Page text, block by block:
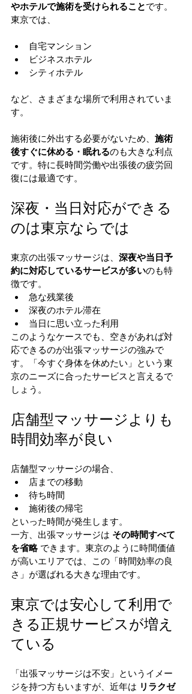
やホテルで施術を受けられることです。
東京では、
自宅マンション
ビジネスホテル
シティホテル
など、さまざまな場所で利用されていま
す。
施術後に外出する必要がないため、 施術
後すぐに休める・眠れるのも大きな利点
です。特に長時間労働や出張後の疲労回
復には最適です。
深夜・当日対応ができる
のは東京ならでは
東京の出張マッサージは、 深夜や当日予
約に対応しているサービスが多いのも特
徴です。
急な残業後
深夜のホテル滞在
当日に思い立った利用
このようなケースでも、空きがあれば対
応できるのが出張マッサージの強みで
す。「今すぐ身体を休めたい」という東
京のニーズに合ったサービスと言えるで
しょう。
店舗型マッサージよりも
時間効率が良い
店舗型マッサージの場合、
店までの移動
待ち時間
施術後の帰宅
といった時間が発生します。
一方、出張マッサージは その時間すべて
を省略 できます。東京のように時間価値
が高いエリアでは、この「時間効率の良
さ」が選ばれる大きな理由です。
東京では安心して利用で
きる正規サービスが増え
ている
「出張マッサージは不安」というイメー
ジを持つ方もいますが、近年は リラクゼ